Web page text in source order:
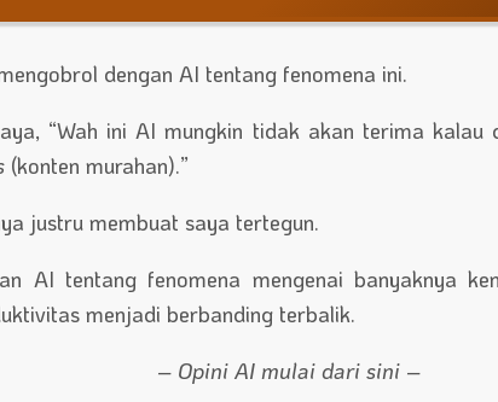
dengan AI tentang fenomena ini.
“Wah ini AI mungkin tidak akan terima kalau
(konten murahan).”
justru membuat saya tertegun.
AI tentang fenomena mengenai banyaknya
menjadi berbanding terbalik.
– Opini AI mulai dari sini –